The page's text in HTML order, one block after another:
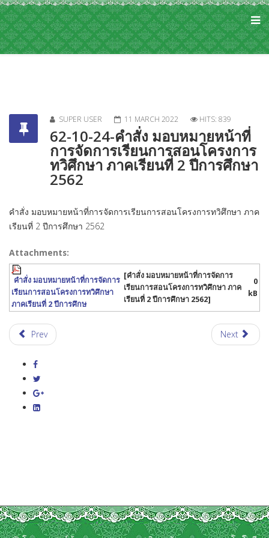
SUPER USER 11 MARCH 2022 HITS: 839
62-10-24-คำสั่ง มอบหมายหน้าที่
การจัดการเรียนการสอนโครงการ
ทวิศึกษา ภาคเรียนที่ 2 ปีการศึกษา
2562
คำสั่ง มอบหมายหน้าที่การจัดการเรียนการสอนโครงการทวิศึกษา ภาค
เรียนที่ 2 ปีการศึกษา 2562
Attachments:
คำสั่ง มอบหมายหน้าที่การจัดการ
เรียนการสอนโครงการทวิศึกษา
ภาคเรียนที่ 2 ปีการศึกษ
[คำสั่ง มอบหมายหน้าที่การจัดการ
เรียนการสอนโครงการทวิศึกษา ภาค
เรียนที่ 2 ปีการศึกษา 2562]
0
kB
Prev Next